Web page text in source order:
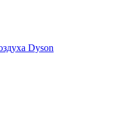
Dyson